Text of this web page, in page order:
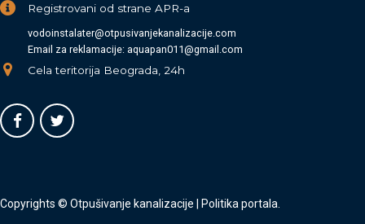
Registrovani od strane APR-a
vodoinstalater@otpusivanjekanalizacije.com
Email za reklamacije: aquapan011@gmail.com
Cela teritorija Beograda, 24h
Copyrights © Otpušivanje kanalizacije | Politika portala.